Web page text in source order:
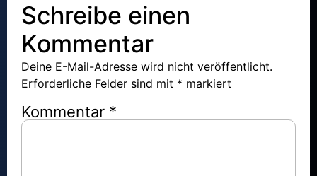
Schreibe einen
Kommentar
Deine E-Mail-Adresse wird nicht veröffentlicht.
Erforderliche Felder sind mit * markiert
Kommentar *